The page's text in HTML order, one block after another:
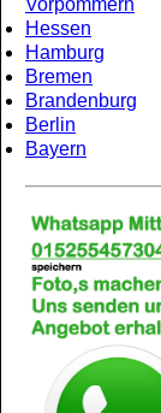
Vorpommern
Hessen
Hamburg
Bremen
Brandenburg
Berlin
Bayern